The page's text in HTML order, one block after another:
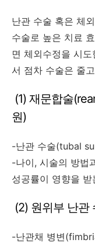
난관 수술 혹은 체
수술로 높은 치료
면 체외수정을 시
서 점차 수술은 줄
(1) 재문합술
원)
-난관 수술(tubal
-나이, 시술의 방법
성공률이 영향을 받
(2) 원위부 난관
-난관채 병변